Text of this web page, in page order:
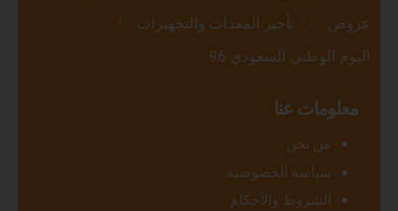
عروض
تأجير المعدات والتجهيزات
اليوم الوطني السعودي 96
معلومات عنا
من نحن
سياسة الخصوصية
الشروط والأحكام